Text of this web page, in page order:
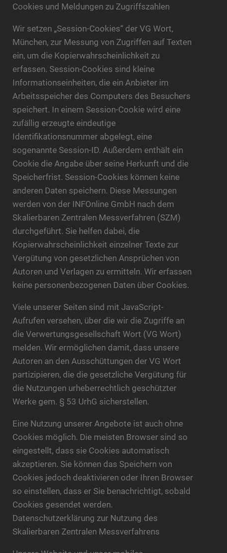
Cookies und Meldungen zu Zugriffszahlen
Wir setzen „Session-Cookies“ der VG Wort,
München, zur Messung von Zugriffen auf Texten
ein, um die Kopierwahrscheinlichkeit zu
erfassen. Session-Cookies sind kleine
Informationseinheiten, die ein Anbieter im
Arbeitsspeicher des Computers des Besuchers
speichert. In einem Session-Cookie wird eine
zufällig erzeugte eindeutige
Identifikationsnummer abgelegt, eine
sogenannte Session-ID. Außerdem enthält ein
Cookie die Angabe über seine Herkunft und die
Speicherfrist. Session-Cookies können keine
anderen Daten speichern. Diese Messungen
werden von der INFOnline GmbH nach dem
Skalierbaren Zentralen Messverfahren (SZM)
durchgeführt. Sie helfen dabei, die
Kopierwahrscheinlichkeit einzelner Texte zur
Vergütung von gesetzlichen Ansprüchen von
Autoren und Verlagen zu ermitteln. Wir erfassen
keine personenbezogenen Daten über Cookies.
Viele unserer Seiten sind mit JavaScript-
Aufrufen versehen, über die wir die Zugriffe an
die Verwertungsgesellschaft Wort (VG Wort)
melden. Wir ermöglichen damit, dass unsere
Autoren an den Ausschüttungen der VG Wort
partizipieren, die die gesetzliche Vergütung für
die Nutzungen urheberrechtlich geschützter
Werke gem. § 53 UrhG sicherstellen.
Eine Nutzung unserer Angebote ist auch ohne
Cookies möglich. Die meisten Browser sind so
eingestellt, dass sie Cookies automatisch
akzeptieren. Sie können das Speichern von
Cookies jedoch deaktivieren oder Ihren Browser
so einstellen, dass er Sie benachrichtigt, sobald
Cookies gesendet werden.
Datenschutzerklärung zur Nutzung des
Skalierbaren Zentralen Messverfahrens